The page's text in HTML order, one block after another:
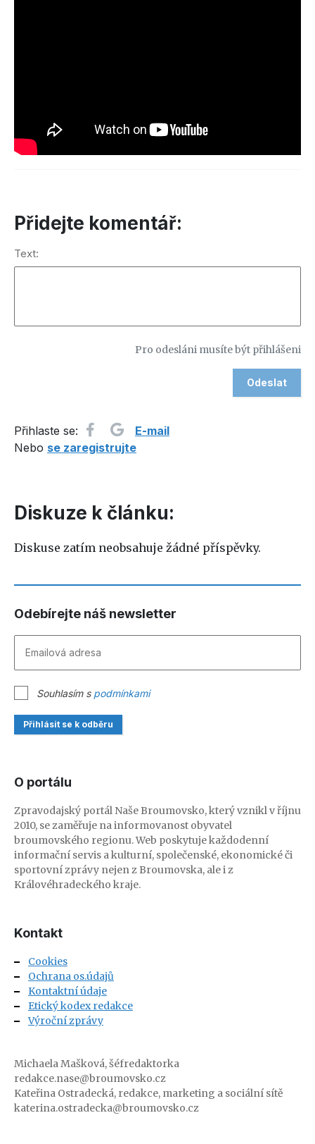
Přidejte komentář:
Text:
Pro odesláni musíte být přihlášeni
Přihlaste se:
E-mail
Nebo se zaregistrujte
Diskuze k článku:
Diskuse zatím neobsahuje žádné příspěvky.
Odebírejte náš newsletter
Souhlasím s podmínkami
Přihlásit se k odběru
O portálu
Zpravodajský portál Naše Broumovsko, který vznikl v říjnu
2010, se zaměřuje na informovanost obyvatel
broumovského regionu. Web poskytuje každodenní
informační servis a kulturní, společenské, ekonomické či
sportovní zprávy nejen z Broumovska, ale i z
Královéhradeckého kraje.
Kontakt
Cookies
Ochrana os.údajů
Kontaktní údaje
Etický kodex redakce
Výroční zprávy
Michaela Mašková, šéfredaktorka
redakce.nase@broumovsko.cz
Kateřina Ostradecká, redakce, marketing a sociální sítě
katerina.ostradecka@broumovsko.cz